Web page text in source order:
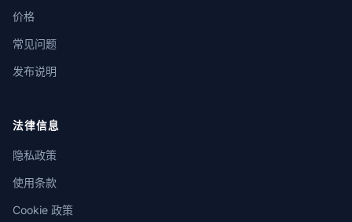
价格
常见问题
发布说明
法律信息
隐私政策
使用条款
Cookie 政策